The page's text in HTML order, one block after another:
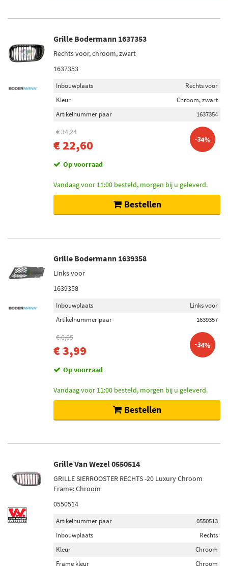
Grille Bodermann 1637353
Rechts voor, chroom, zwart
1637353
Inbouwplaats
Rechts voor
Kleur
Chroom, zwart
Artikelnummer paar
1637354
€ 34,24
€ 22,60 -34%
Op voorraad
Vandaag voor 11:00 besteld, morgen bij u geleverd.
Bestellen
Grille Bodermann 1639358
Links voor
1639358
Inbouwplaats
Links voor
Artikelnummer paar
1639357
€ 6,05
€ 3,99 -34%
Op voorraad
Vandaag voor 11:00 besteld, morgen bij u geleverd.
Bestellen
Grille Van Wezel 0550514
GRILLE SIERROOSTER RECHTS -20 Luxury Chroom
Frame: Chroom
0550514
Artikelnummer paar
0550513
Inbouwplaats
Rechts
Kleur
Chroom
Frame kleur
Chroom